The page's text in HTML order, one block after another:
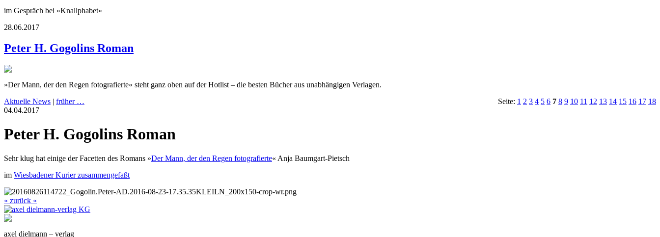
im Gespräch bei »Knallphabet«
28.06.2017
Peter H. Gogolins Roman
»Der Mann, der den Regen fotografierte« steht ganz oben auf der Hotlist – die besten Bücher aus unabhängigen Verlagen.
Aktuelle News | früher … Seite: 1 2 3 4 5 6 7 8 9 10 11 12 13 14 15 16 17 18
04.04.2017
Peter H. Gogolins Roman
Sehr klug hat einige der Facetten des Romans »Der Mann, der den Regen fotografierte« Anja Baumgart-Pietsch
im Wiesbadener Kurier zusammengefaßt
« zurück «
axel dielmann – verlag